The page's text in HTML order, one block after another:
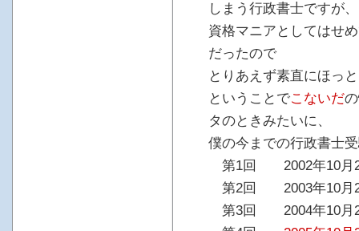
しまう行政書士ですが、
資格マニアとしてはせ
だったので
とりあえず素直にほっ
ということでこないだ
タのときみたいに、
僕の今までの行政書士
第1回 2002年10月
第2回 2003年10月
第3回 2004年10月